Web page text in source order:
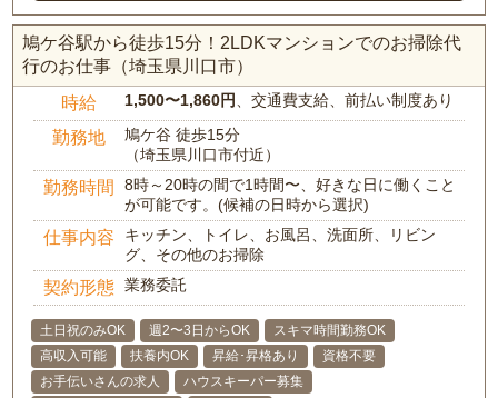
鳩ケ谷駅から徒歩15分！2LDKマンションでのお掃除代
行のお仕事（埼玉県川口市）
時給 1,500〜1,860円 、交通費支給、前払い制度あり
勤務地
鳩ケ谷 徒歩15分
（埼玉県川口市付近）
勤務時間
8時～20時の間で1時間〜、好きな日に働くこと
が可能です。(候補の日時から選択)
仕事内容
キッチン、トイレ、お風呂、洗面所、リビン
グ、その他のお掃除
契約形態 業務委託
土日祝のみOK 週2〜3日からOK
スキマ時間勤務OK
高収入可能
扶養内OK 昇給･昇格あり
資格不要
お手伝いさんの求人
ハウスキーパー募集